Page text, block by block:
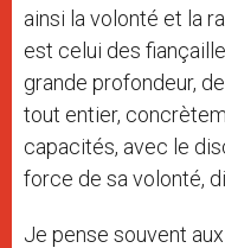
ainsi la volonté et la
est celui des
grande profondeur,
tout entier,
capacités, avec le
force de sa volonté,
Je pense souvent